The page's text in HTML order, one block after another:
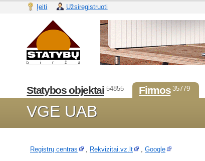
Įeiti Užsiregistruoti
Statybos objektai 54855 Firmos 35779
VGE UAB
Registrų centras , Rekvizitai.vz.lt , Google